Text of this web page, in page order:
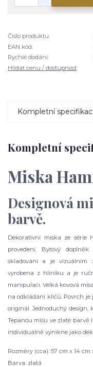
Číslo produktu:
EAN kód:
Rychlé dodání:
Hlídat cenu / dostupnost
Kompletní
Kompletní
Miska
Designová
barvě.
Dekorativní miska ze série
provedení. Bytový
skladování a je vizuálním
vyrobena z hliníku a je
manipulaci. Velká kovová
na odkládání klíčů. Povrch je
originál. Jednoduchý design,
Tepanou mísu ve zlaté barvě
individuálně vynikne jako
Rozměry (cca): 57 cm x 14 cm
Barva: zlatá